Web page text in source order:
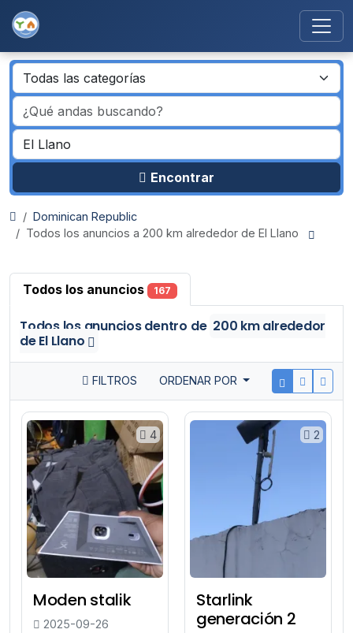
Encontrar
Dominican Republic
Todos los anuncios a 200 km alrededor de El Llano
Todos los anuncios 167
Todos los anunciosdentro de 200 km alrededor
de El Llano
FILTROS ORDENAR POR
4
Moden stalik
2025-09-26
2
Starlink
generación 2